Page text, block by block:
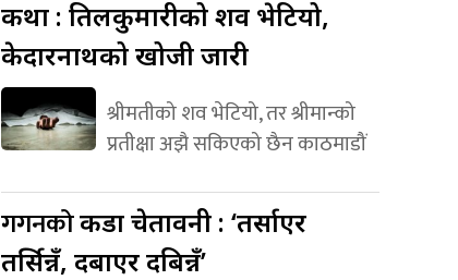
कथा : तिलकुमारीको शव भेटियो,
केदारनाथको खोजी जारी
श्रीमतीको शव भेटियो, तर श्रीमान्को
प्रतीक्षा अझै सकिएको छैन काठमाडौं
गगनकोकडा चेतावनी : ‘तर्साएर
तर्सिन्नँ, दबाएर दबिन्नँ’